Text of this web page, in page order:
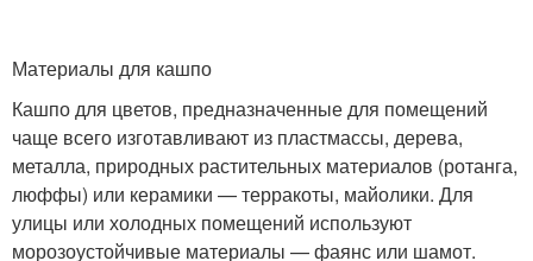
Материалы для кашпо
Кашпо для цветов, предназначенные для помещений
чаще всего изготавливают из пластмассы, дерева,
металла, природных растительных материалов (ротанга,
люффы) или керамики — терракоты, майолики. Для
улицы или холодных помещений используют
морозоустойчивые материалы — фаянс или шамот.